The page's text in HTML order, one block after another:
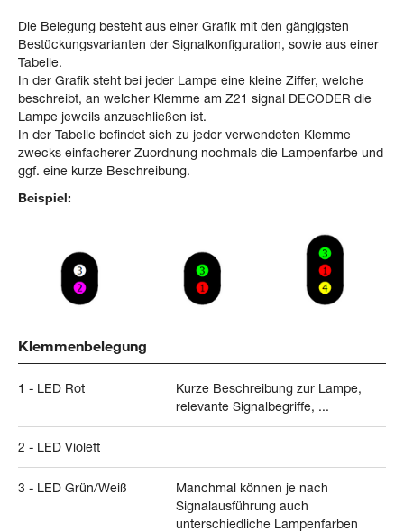
Die Belegung besteht aus einer Grafik mit den gängigsten
Bestückungsvarianten der Signalkonfiguration, sowie aus einer
Tabelle.
In der Grafik steht bei jeder Lampe eine kleine Ziffer, welche
beschreibt, an welcher Klemme am Z21 signal DECODER die
Lampe jeweils anzuschließen ist.
In der Tabelle befindet sich zu jeder verwendeten Klemme
zwecks einfacherer Zuordnung nochmals die Lampenfarbe und
ggf. eine kurze Beschreibung.
Beispiel:
Klemmenbelegung
1 - LED Rot
Kurze Beschreibung zur Lampe,
relevante Signalbegriffe, ...
2 - LED Violett
3 - LED Grün/Weiß
Manchmal können je nach
Signalausführung auch
unterschiedliche Lampenfarben